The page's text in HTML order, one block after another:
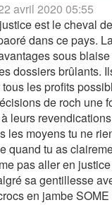
avril 2020 05:55
est le cheval
dans ce pays.
sous
dossiers brûlants.
les profits
de roch une
leurs
les moyens tu ne
quand tu as
pas aller en
sa gentillesse
en jambe SOME